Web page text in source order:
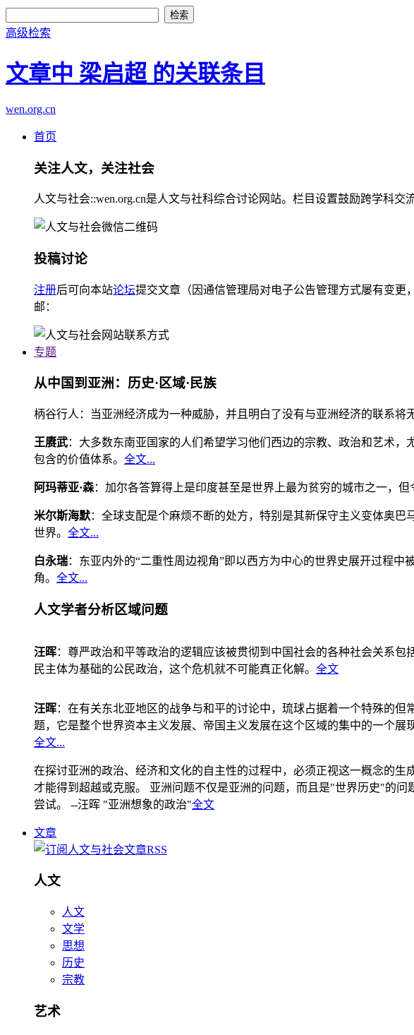
高级检索
文章中 梁启超 的关联条目
wen.org.cn
首页
关注人文，关注社会
人文与社会::wen.org.cn是人文与社科综合讨论网站。栏目设置鼓励跨学科
投稿讨论
注册后可向本站论坛提交文章（因通信管理局对电子公告管理方式屡有变
邮：
专题
从中国到亚洲：历史·区域·民族
柄谷行人：当亚洲经济成为一种威胁，并且明白了没有与亚洲经济的联系将
王赓武：大多数东南亚国家的人们希望学习他们西边的宗教、政治和艺术
包含的价值体系。 全文...
阿玛蒂亚·森：加尔各答算得上是印度甚至是世界上最为贫穷的城市之一，
米尔斯海默：全球支配是个麻烦不断的处方，特别是其新保守主义变体奥
世界。 全文...
白永瑞：东亚内外的“二重性周边视角”即以西方为中心的世界史展开过程
角。 全文...
人文学者分析区域问题
汪晖：尊严政治和平等政治的逻辑应该被贯彻到中国社会的各种社会关系
民主体为基础的公民政治，这个危机就不可能真正化解。 全文
汪晖：在有关东北亚地区的战争与和平的讨论中，琉球占据着一个特殊的
题，它是整个世界资本主义发展、帝国主义发展在这个区域的集中的一个展现
全文...
在探讨亚洲的政治、经济和文化的自主性的过程中，必须正视这一概念的
才能得到超越或克服。 亚洲问题不仅是亚洲的问题，而且是"世界历史"的
尝试。 --汪晖 "亚洲想象的政治"全文
文章
人文
人文
文学
思想
历史
宗教
艺术